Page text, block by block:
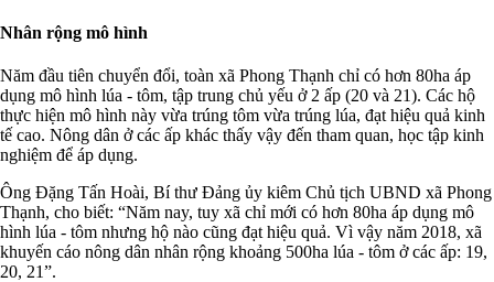
Nhân rộng mô hình
Năm đầu tiên chuyển đổi, toàn xã Phong Thạnh chỉ có hơn 80ha áp
dụng mô hình lúa - tôm, tập trung chủ yếu ở 2 ấp (20 và 21). Các hộ
thực hiện mô hình này vừa trúng tôm vừa trúng lúa, đạt hiệu quả kinh
tế cao. Nông dân ở các ấp khác thấy vậy đến tham quan, học tập kinh
nghiệm để áp dụng.
Ông Đặng Tấn Hoài, Bí thư Đảng ủy kiêm Chủ tịch UBND xã Phong
Thạnh, cho biết: “Năm nay, tuy xã chỉ mới có hơn 80ha áp dụng mô
hình lúa - tôm nhưng hộ nào cũng đạt hiệu quả. Vì vậy năm 2018, xã
khuyến cáo nông dân nhân rộng khoảng 500ha lúa - tôm ở các ấp: 19,
20, 21”.